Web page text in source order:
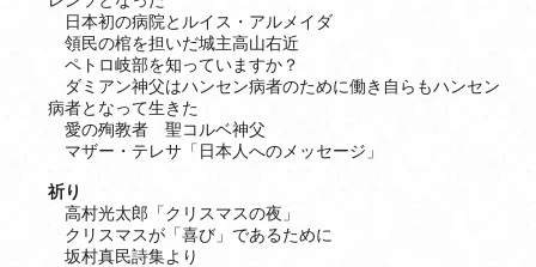
日本初の病院とルイス・アルメイダ
領民の棺を担いだ城主高山右近
ペトロ岐部を知っていますか？
ダミアン神父はハンセン病者のために働き自らもハンセン
病者となって生きた
愛の殉教者 聖コルベ神父
マザー・テレサ「日本人へのメッセージ」
祈り
高村光太郎「クリスマスの夜」
クリスマスが「喜び」であるために
坂村真民詩集より